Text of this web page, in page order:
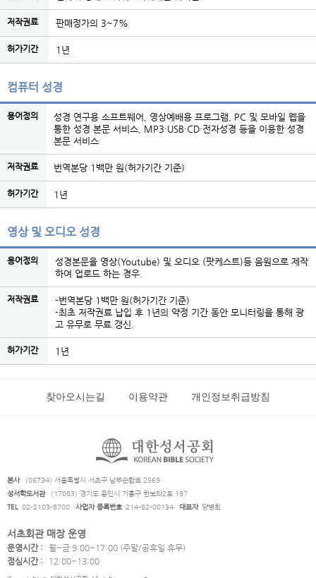
저작권료 판매정가의 3~7%
허가기간 1년
컴퓨터 성경
용어정의
성경 연구용 소프트웨어, 영상예배용 프로그램, PC 및 모바일 웹을
통한 성경 본문 서비스, MP3·USB·CD·전자성경 등을 이용한 성경
본문 서비스
저작권료 번역본당 1백만 원(허가기간 기준)
허가기간 1년
영상 및 오디오 성경
용어정의
성경본문을 영상(Youtube) 및 오디오 (팟케스트)등 음원으로 제작
하여 업로드 하는 경우.
저작권료
-번역본당 1백만 원(허가기간 기준)
-최초 저작권료 납입 후 1년의 약정 기간 동안 모니터링을 통해 광
고 유무로 무료 갱신.
허가기간 1년
찾아오시는길 이용약관 개인정보취급방침
본사
(06734) 서울특별시 서초구 남부순환로 2569
성서학도서관
(17083) 경기도 용인시 기흥구 한보라2로 197
TEL 02-2103-8700 사업자 등록번호 214-82-00134 대표자 양병희
서초회관 매장 운영
운영시간 :
월~금 9:00~17:00 (주말/공휴일 휴무)
점심시간 :
12:00~13:00